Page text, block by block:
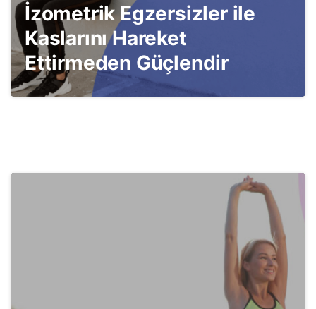
İzometrik Egzersizler ile
Kaslarını Hareket
Ettirmeden Güçlendir